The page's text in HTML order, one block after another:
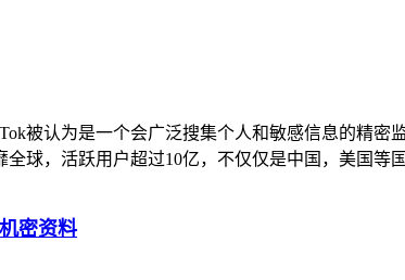
被认为是一个会广泛搜集个人和敏感信息的精
球，活跃用户超过10亿，不仅仅是中国，美国等
密资料